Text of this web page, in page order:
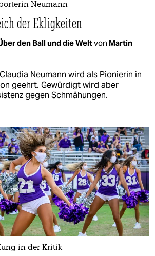
Neumann
der Ekligkeiten
den Ball und die Weltvon Martin
Neumann wird als Pionierin in
geehrt. Gewürdigt wird aber
gegen Schmähungen.
in der Kritik